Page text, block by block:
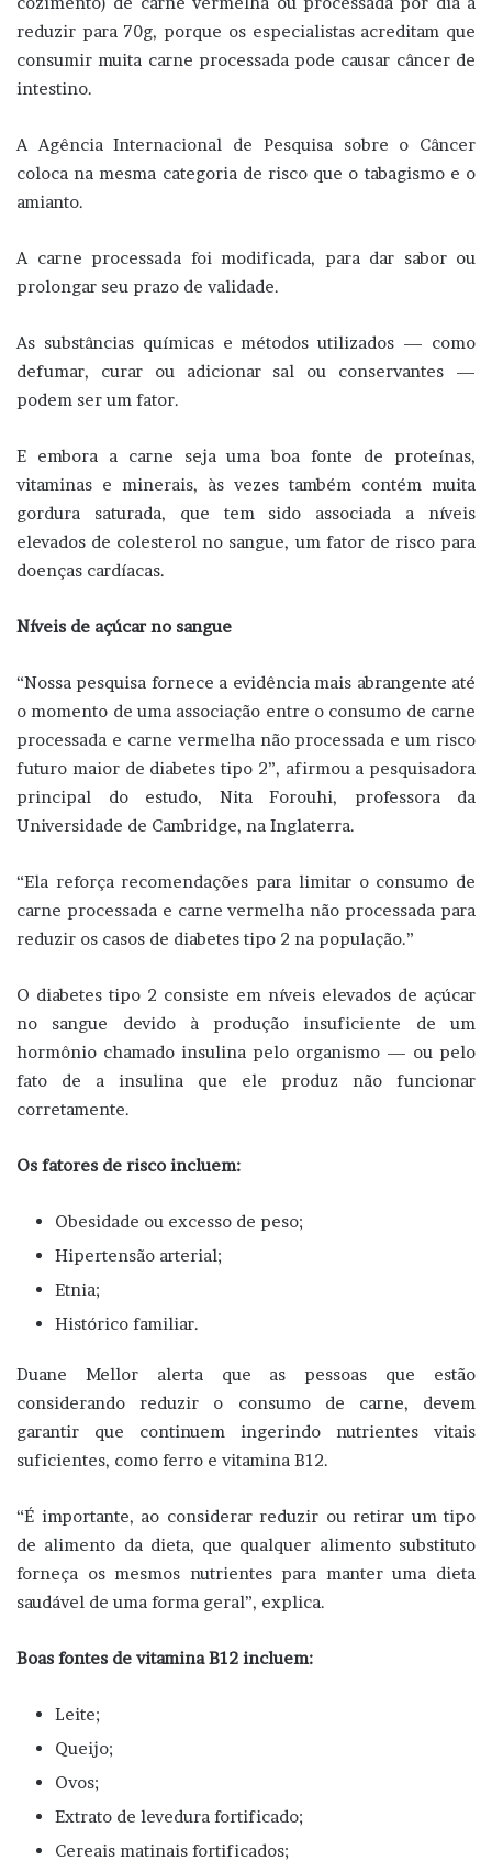
reduzir para 70g, porque os especialistas acreditam que
consumir muita carne processada pode causar câncer de
intestino.
A Agência Internacional de Pesquisa sobre o Câncer
coloca na mesma categoria de risco que o tabagismo e o
amianto.
A carne processada foi modificada, para dar sabor ou
prolongar seu prazo de validade.
As substâncias químicas e métodos utilizados — como
defumar, curar ou adicionar sal ou conservantes —
podem ser um fator.
E embora a carne seja uma boa fonte de proteínas,
vitaminas e minerais, às vezes também contém muita
gordura saturada, que tem sido associada a níveis
elevados de colesterol no sangue, um fator de risco para
doenças cardíacas.
Níveis de açúcar no sangue
“Nossa pesquisa fornece a evidência mais abrangente até
o momento de uma associação entre o consumo de carne
processada e carne vermelha não processada e um risco
futuro maior de diabetes tipo 2”, afirmou a pesquisadora
principal do estudo, Nita Forouhi, professora da
Universidade de Cambridge, na Inglaterra.
“Ela reforça recomendações para limitar o consumo de
carne processada e carne vermelha não processada para
reduzir os casos de diabetes tipo 2 na população.”
O diabetes tipo 2 consiste em níveis elevados de açúcar
no sangue devido à produção insuficiente de um
hormônio chamado insulina pelo organismo — ou pelo
fato de a insulina que ele produz não funcionar
corretamente.
Os fatores de risco incluem:
Obesidade ou excesso de peso;
Hipertensão arterial;
Etnia;
Histórico familiar.
Duane Mellor alerta que as pessoas que estão
considerando reduzir o consumo de carne, devem
garantir que continuem ingerindo nutrientes vitais
suficientes, como ferro e vitamina B12.
“É importante, ao considerar reduzir ou retirar um tipo
de alimento da dieta, que qualquer alimento substituto
forneça os mesmos nutrientes para manter uma dieta
saudável de uma forma geral”, explica.
Boas fontes de vitamina B12 incluem:
Leite;
Queijo;
Ovos;
Extrato de levedura fortificado;
Cereais matinais fortificados;